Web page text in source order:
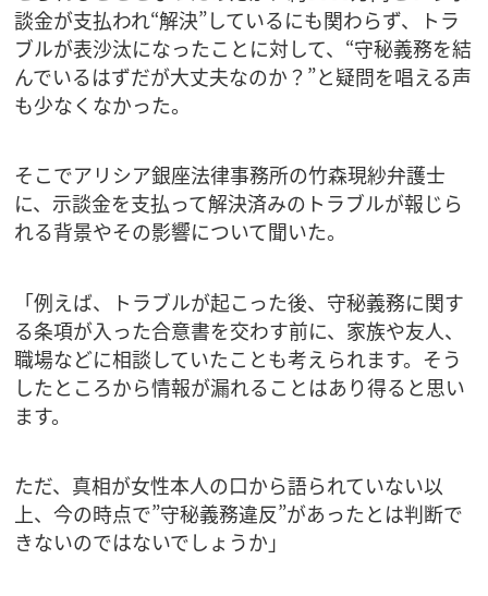
談金が支払われ“解決”しているにも関わらず、トラ
ブルが表沙汰になったことに対して、“守秘義務を結
んでいるはずだが大丈夫なのか？”と疑問を唱える声
も少なくなかった。
そこでアリシア銀座法律事務所の竹森現紗弁護士
に、示談金を支払って解決済みのトラブルが報じら
れる背景やその影響について聞いた。
「例えば、トラブルが起こった後、守秘義務に関す
る条項が入った合意書を交わす前に、家族や友人、
職場などに相談していたことも考えられます。そう
したところから情報が漏れることはあり得ると思い
ます。
ただ、真相が女性本人の口から語られていない以
上、今の時点で”守秘義務違反”があったとは判断で
きないのではないでしょうか」